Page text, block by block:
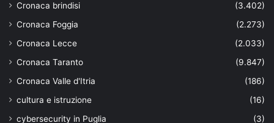
Cronaca brindisi
(3.402)
Cronaca Foggia
(2.273)
Cronaca Lecce
(2.033)
Cronaca Taranto
(9.847)
Cronaca Valle d'Itria
(186)
cultura e istruzione
(16)
cybersecurity in Puglia
(3)